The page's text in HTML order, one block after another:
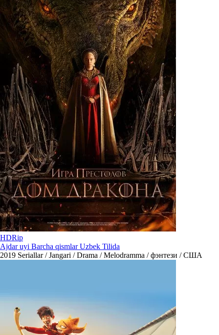
HDRip
Ajdar uyi Barcha qismlar Uzbek Tilida
2019 Seriallar / Jangari / Drama / Melodramma / фэнтези / США